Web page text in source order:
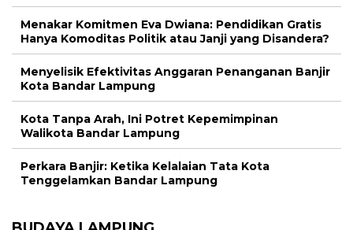
Menakar Komitmen Eva Dwiana: Pendidikan Gratis
Hanya Komoditas Politik atau Janji yang Disandera?
Menyelisik Efektivitas Anggaran Penanganan Banjir
Kota Bandar Lampung
Kota Tanpa Arah, Ini Potret Kepemimpinan
Walikota Bandar Lampung
Perkara Banjir: Ketika Kelalaian Tata Kota
Tenggelamkan Bandar Lampung